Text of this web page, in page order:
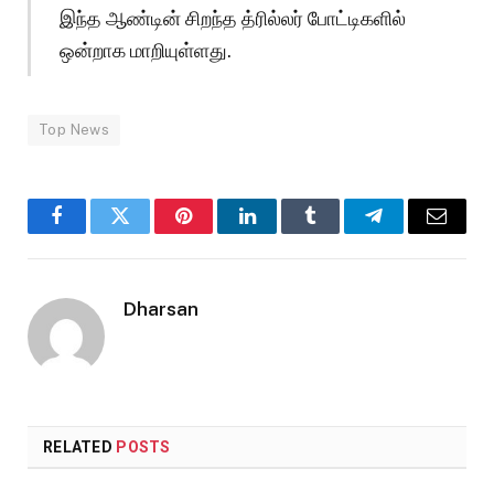
இந்த ஆண்டின் சிறந்த த்ரில்லர் போட்டிகளில்
ஒன்றாக மாறியுள்ளது.
Top News
FacebookTwitter PinterestLinkedInTumblr TelegramEmail
Dharsan
RELATED POSTS